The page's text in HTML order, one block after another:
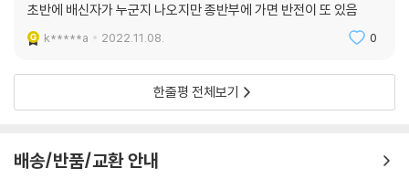
초반에 배신자가 누군지 나오지만 종반부에 가면 반전이 또 있음
k*****a 2022.11.08. 0
한줄평 전체보기
배송/반품/교환 안내